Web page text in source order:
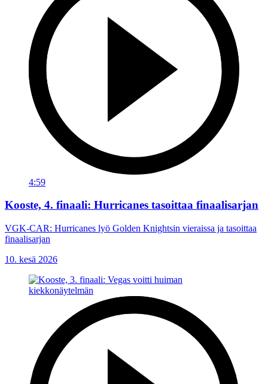
4:59
Kooste, 4. finaali: Hurricanes tasoittaa finaalisarjan
VGK-CAR: Hurricanes lyö Golden Knightsin vieraissa ja tasoittaa
finaalisarjan
10. kesä 2026